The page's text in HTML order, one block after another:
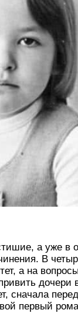
а уже в
В
а на
дочери
сначала
первый